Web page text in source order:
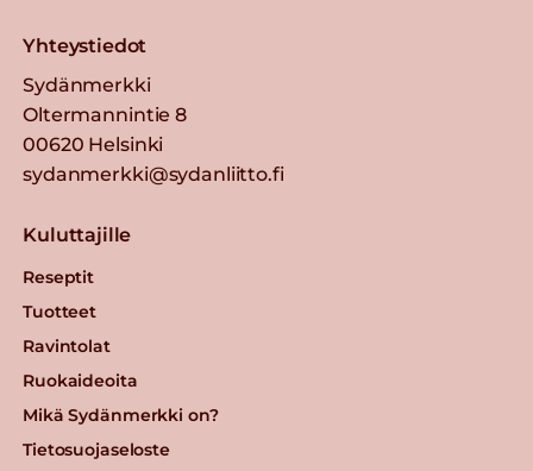
Yhteystiedot
Sydänmerkki
Oltermannintie 8
00620 Helsinki
sydanmerkki@sydanliitto.fi
Kuluttajille
Reseptit
Tuotteet
Ravintolat
Ruokaideoita
Mikä Sydänmerkki on?
Tietosuojaseloste